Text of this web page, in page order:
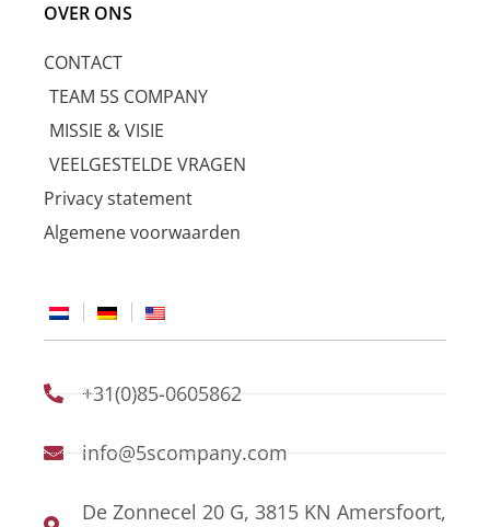
OVER ONS
CONTACT
TEAM 5S COMPANY
MISSIE & VISIE
VEELGESTELDE VRAGEN
Privacy statement
Algemene voorwaarden
+31(0)85-0605862
info@5scompany.com
De Zonnecel 20 G, 3815 KN Amersfoort,